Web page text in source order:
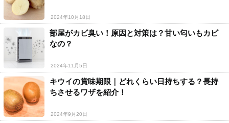
2024年10月18日
部屋がカビ臭い！原因と対策は？甘い匂いもカビ
なの？
2024年11月5日
キウイの賞味期限｜どれくらい日持ちする？長持
ちさせるワザを紹介！
2024年9月20日